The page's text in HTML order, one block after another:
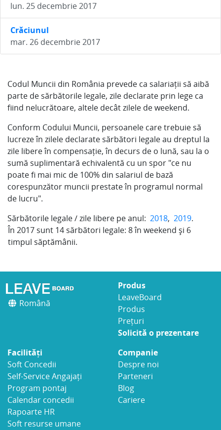
lun. 25 decembrie 2017
Crăciunul
mar. 26 decembrie 2017
Codul Muncii din România prevede ca salariații să aibă
parte de sărbătorile legale, zile declarate prin lege ca
fiind nelucrătoare, altele decât zilele de weekend.
Conform Codului Muncii, persoanele care trebuie să
lucreze în zilele declarate sărbători legale au dreptul la
zile libere în compensație, în decurs de o lună, sau la o
sumă suplimentară echivalentă cu un spor "ce nu
poate fi mai mic de 100% din salariul de bază
corespunzător muncii prestate în programul normal
de lucru".
Sărbătorile legale / zile libere pe anul: 2018, 2019.
În 2017 sunt 14 sărbători legale: 8în weekend și 6
timpul săptămânii.
Română
Produs
LeaveBoard
Produs
Prețuri
Solicită o prezentare
Facilități
Soft Concedii
Self-Service Angajați
Program pontaj
Calendar concedii
Rapoarte HR
Soft resurse umane
Companie
Despre noi
Parteneri
Blog
Cariere